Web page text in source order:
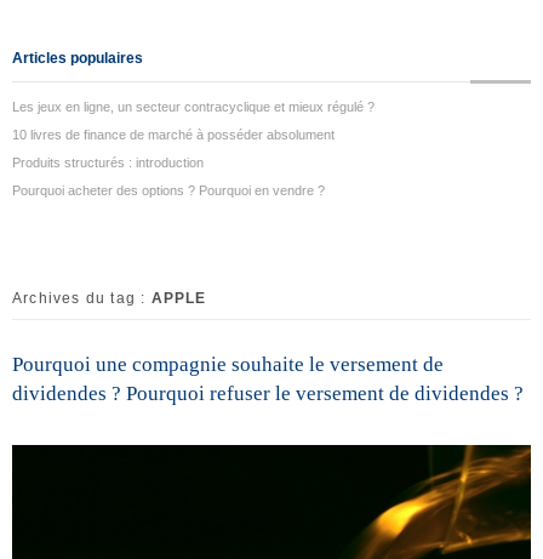
Articles populaires
Les jeux en ligne, un secteur contracyclique et mieux régulé ?
10 livres de finance de marché à posséder absolument
Produits structurés : introduction
Pourquoi acheter des options ? Pourquoi en vendre ?
Archives du tag : APPLE
Pourquoi une compagnie souhaite le versement de
dividendes ? Pourquoi refuser le versement de dividendes ?